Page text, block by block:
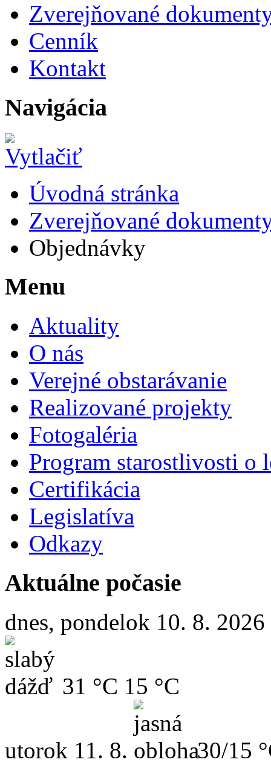
Zverejňované
Cenník
Kontakt
Navigácia
Úvodná stránka
Zverejňované
Objednávky
Menu
Aktuality
O nás
Verejné obstarávanie
Realizované projekty
Fotogaléria
Program starostlivosti o
Certifikácia
Legislatíva
Odkazy
Aktuálne počasie
dnes, pondelok 10. 8. 2026
31 °C 15 °C
utorok 11. 8. 30/15